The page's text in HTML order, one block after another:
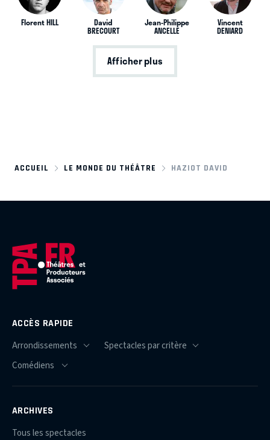
Florent HILL David
BRECOURT
Jean-Philippe
ANCELLE
Vincent
DENIARD
Afficher plus
ACCUEIL LE MONDE DU THÉÂTRE HAZIOT DAVID
ACCÈS RAPIDE
ARCHIVES
Tous les spectacles